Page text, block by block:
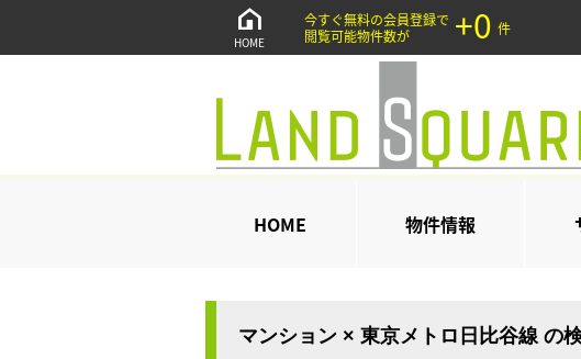
HOME
今すぐ無料の会員登録で
閲覧可能物件数が
+0 件
HOME 物件情報
マンション × 東京メトロ日比谷線 の